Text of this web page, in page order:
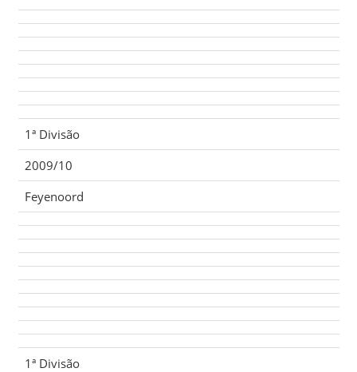
1ª Divisão
2009/10
Feyenoord
1ª Divisão